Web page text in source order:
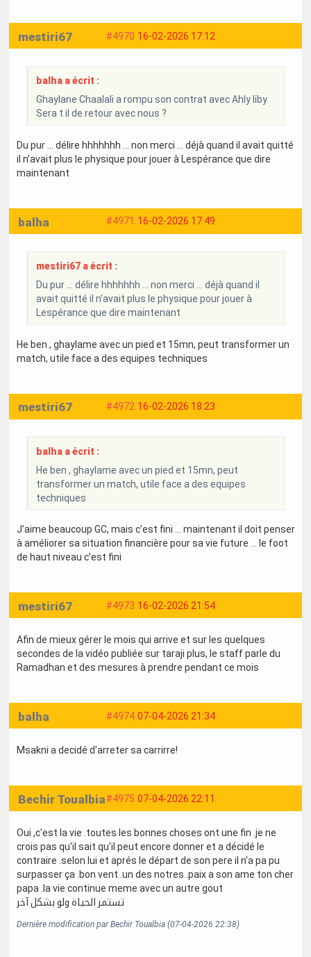
#4970 16-02-2026 17:12
mestiri67
balha a écrit :
Ghaylane Chaalali a rompu son contrat avec Ahly liby
Sera t il de retour avec nous ?
Du pur … délire hhhhhhh … non merci … déjà quand il avait quitté
il n’avait plus le physique pour jouer à Lespérance que dire
maintenant
#4971 16-02-2026 17:49
balha
mestiri67 a écrit :
Du pur … délire hhhhhhh … non merci … déjà quand il
avait quitté il n’avait plus le physique pour jouer à
Lespérance que dire maintenant
He ben , ghaylame avec un pied et 15mn, peut transformer un
match, utile face a des equipes techniques
#4972 16-02-2026 18:23
mestiri67
balha a écrit :
He ben , ghaylame avec un pied et 15mn, peut
transformer un match, utile face a des equipes
techniques
J’aime beaucoup GC, mais c’est fini … maintenant il doit penser
à améliorer sa situation financière pour sa vie future … le foot
de haut niveau c’est fini
#4973 16-02-2026 21:54
mestiri67
Afin de mieux gérer le mois qui arrive et sur les quelques
secondes de la vidéo publiée sur taraji plus, le staff parle du
Ramadhan et des mesures à prendre pendant ce mois
#4974 07-04-2026 21:34
balha
Msakni a decidé d'arreter sa carrirre!
#4975 07-04-2026 22:11
Bechir Toualbia
Oui ,c'est la vie .toutes les bonnes choses ont une fin .je ne
crois pas qu'il sait qu'il peut encore donner et a décidé le
contraire .selon lui et aprés le départ de son pere il n'a pa pu
surpasser ça .bon vent .un des notres .paix a son ame ton cher
papa .la vie continue meme avec un autre gout
تستمر الحياة ولو بشكل آخر
Dernière modification par Bechir Toualbia (07-04-2026 22:38)